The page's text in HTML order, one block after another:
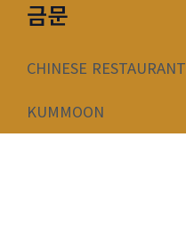
너
금문
CHINESE RESTAURANT
KUMMOON